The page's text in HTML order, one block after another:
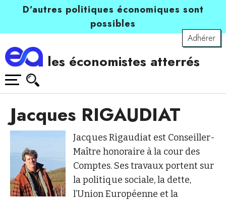
D’autres politiques économiques sont
possibles
Adhérer
les économistes atterrés
Jacques RIGAUDIAT
Jacques Rigaudiat est Conseiller-
Maître honoraire à la cour des
Comptes. Ses travaux portent sur
la politique sociale, la dette,
l’Union Européenne et la